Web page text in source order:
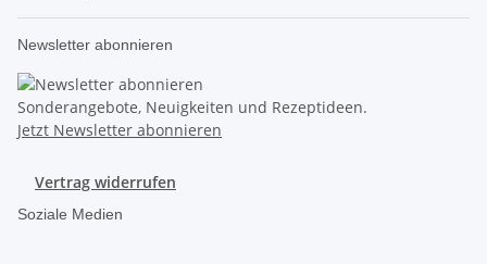
Newsletter abonnieren
Sonderangebote, Neuigkeiten und Rezeptideen.
Jetzt Newsletter abonnieren
Vertrag widerrufen
Soziale Medien